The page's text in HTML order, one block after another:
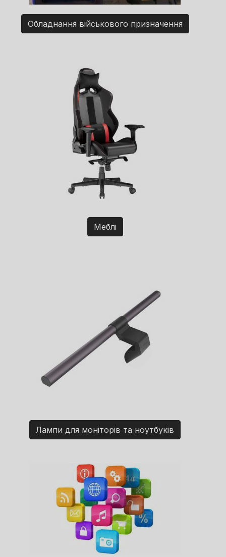
Обладнання військового призначення
Меблі
Лампи для моніторів та ноутбуків